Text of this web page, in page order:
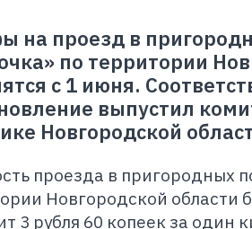
на проезд в
по территории
с 1 июня.
выпустил
Новгородской
проезда в пригородных
Новгородской области
3 рубля 60 копеек за один